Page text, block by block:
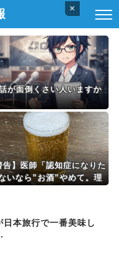
×
が面倒くさい人いますか
告】医師「認知症になりた
いなら”お酒”やめて。理
本旅行で一番美味し